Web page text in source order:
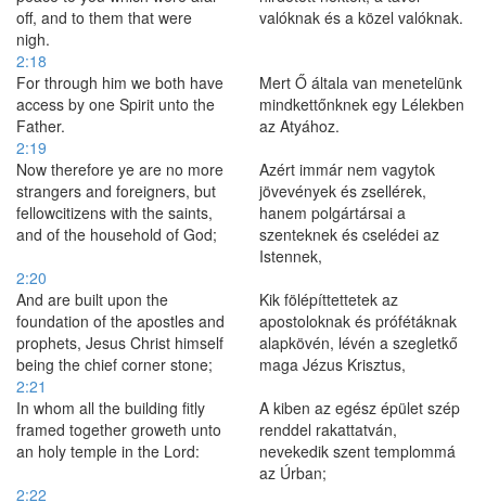
off, and to them that were
nigh.
valóknak és a közel valóknak.
2:18
For through him we both have
access by one Spirit unto the
Father.
Mert Ő általa van menetelünk
mindkettőnknek egy Lélekben
az Atyához.
2:19
Now therefore ye are no more
strangers and foreigners, but
fellowcitizens with the saints,
and of the household of God;
Azért immár nem vagytok
jövevények és zsellérek,
hanem polgártársai a
szenteknek és cselédei az
Istennek,
2:20
And are built upon the
foundation of the apostles and
prophets, Jesus Christ himself
being the chief corner stone;
Kik fölépíttettetek az
apostoloknak és prófétáknak
alapkövén, lévén a szegletkő
maga Jézus Krisztus,
2:21
In whom all the building fitly
framed together groweth unto
an holy temple in the Lord:
A kiben az egész épület szép
renddel rakattatván,
nevekedik szent templommá
az Úrban;
2:22